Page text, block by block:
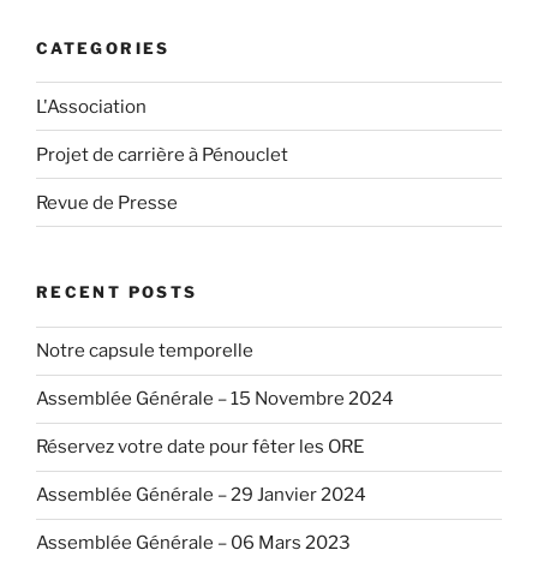
CATEGORIES
L'Association
Projet de carrière à Pénouclet
Revue de Presse
RECENT POSTS
Notre capsule temporelle
Assemblée Générale – 15 Novembre 2024
Réservez votre date pour fêter les ORE
Assemblée Générale – 29 Janvier 2024
Assemblée Générale – 06 Mars 2023